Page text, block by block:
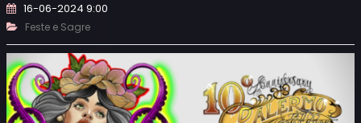
16-06-2024 9:00
Feste e Sagre